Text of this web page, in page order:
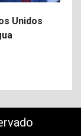
Unidos